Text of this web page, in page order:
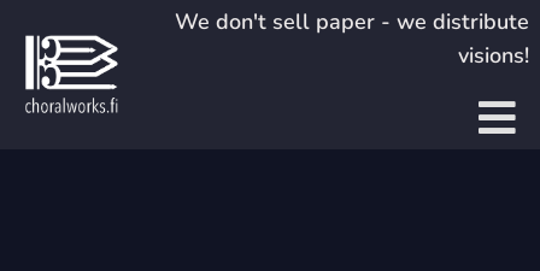
content
We don't sell paper - we distribute
visions!